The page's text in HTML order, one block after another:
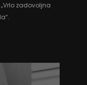
zadovoljna